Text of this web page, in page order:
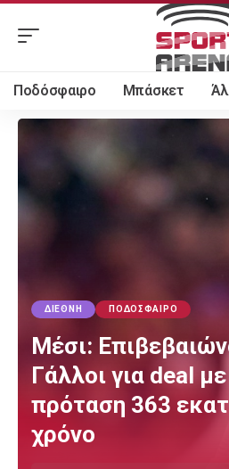
Ποδόσφαιρο Μπάσκετ
ΔΙΕΘΝΉ ΠΟΔΌΣΦΑΙΡΟ
Μέσι:
Γάλλοι για deal
πρόταση 363
χρόνο